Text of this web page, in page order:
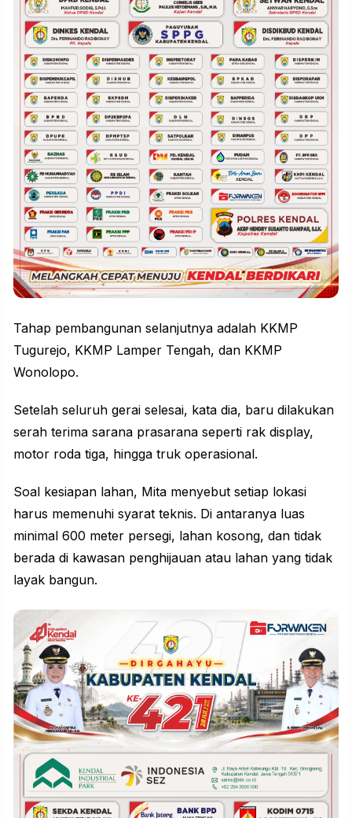
Tahap pembangunan selanjutnya adalah KKMP
Tugurejo, KKMP Lamper Tengah, dan KKMP
Wonolopo.
Setelah seluruh gerai selesai, kata dia, baru dilakukan
serah terima sarana prasarana seperti rak display,
motor roda tiga, hingga truk operasional.
Soal kesiapan lahan, Mita menyebut setiap lokasi
harus memenuhi syarat teknis. Di antaranya luas
minimal 600 meter persegi, lahan kosong, dan tidak
berada di kawasan penghijauan atau lahan yang tidak
layak bangun.